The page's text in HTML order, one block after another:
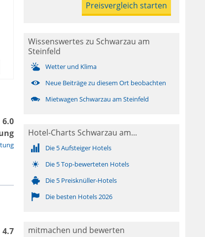
6.0
4.7
Wissenswertes zu Schwarzau am
Steinfeld
Wetter und Klima
Neue Beiträge zu diesem Ort beobachten
Mietwagen Schwarzau am Steinfeld
Hotel-Charts Schwarzau am...
Die 5 Aufsteiger Hotels
Die 5 Top-bewerteten Hotels
Die 5 Preisknüller-Hotels
Die besten Hotels 2026
mitmachen und bewerten